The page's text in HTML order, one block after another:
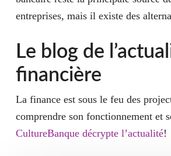
entreprises, mais il existe des
Le blog de
financière
La finance est sous le feu des
comprendre son fonctionnement et
CultureBanque décrypte l’actualité!